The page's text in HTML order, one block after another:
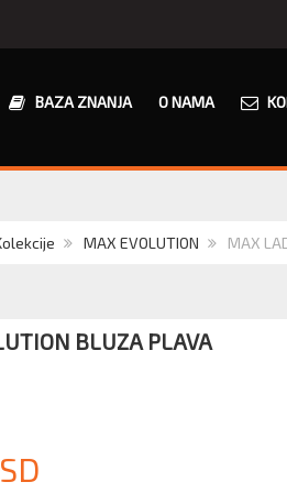
BAZA ZNANJA O NAMA
MAX EVOLUTION MAX
BLUZA PLAVA